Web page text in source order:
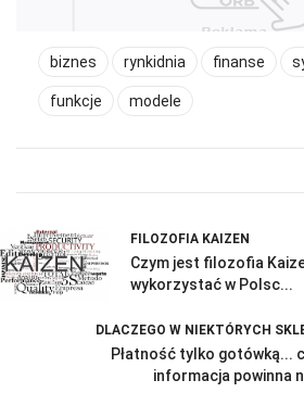
biznes rynkidnia finanse
funkcje modele
FILOZOFIA KAIZEN
Czym jest filozofia
wykorzystać w Polsc...
DLACZEGO W NIEKTÓRYCH
Płatność tylko gotówką...
informacja powinna